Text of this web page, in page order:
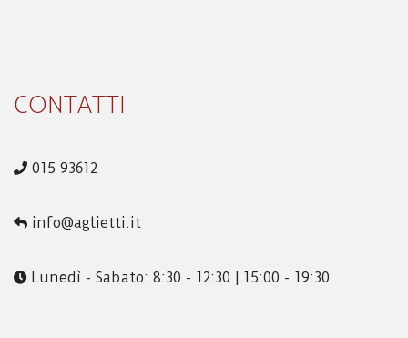
CONTATTI
015 93612
info@aglietti.it
Lunedì - Sabato: 8:30 - 12:30 | 15:00 - 19:30